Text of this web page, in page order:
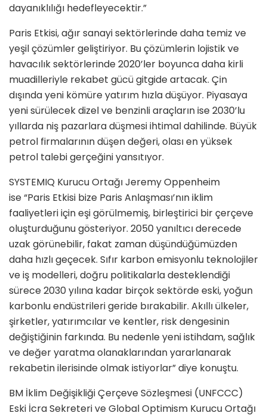
dayanıklılığı hedefleyecektir.”
Paris Etkisi, ağır sanayi sektörlerinde daha temiz ve
yeşil çözümler geliştiriyor. Bu çözümlerin lojistik ve
havacılık sektörlerinde 2020’ler boyunca daha kirli
muadilleriyle rekabet gücü gitgide artacak. Çin
dışında yeni kömüre yatırım hızla düşüyor. Piyasaya
yeni sürülecek dizel ve benzinli araçların ise 2030’lu
yıllarda niş pazarlara düşmesi ihtimal dahilinde. Büyük
petrol firmalarının düşen değeri, olası en yüksek
petrol talebi gerçeğini yansıtıyor.
SYSTEMIQ Kurucu Ortağı Jeremy Oppenheim
ise “Paris Etkisi bize Paris Anlaşması’nın iklim
faaliyetleri için eşi görülmemiş, birleştirici bir çerçeve
oluşturduğunu gösteriyor. 2050 yanıltıcı derecede
uzak görünebilir, fakat zaman düşündüğümüzden
daha hızlı geçecek. Sıfır karbon emisyonlu teknolojiler
ve iş modelleri, doğru politikalarla desteklendiği
sürece 2030 yılına kadar birçok sektörde eski, yoğun
karbonlu endüstrileri geride bırakabilir. Akıllı ülkeler,
şirketler, yatırımcılar ve kentler, risk dengesinin
değiştiğinin farkında. Bu nedenle yeni istihdam, sağlık
ve değer yaratma olanaklarından yararlanarak
rekabetin ilerisinde olmak istiyorlar” diye konuştu.
BM İklim Değişikliği Çerçeve Sözleşmesi (UNFCCC)
Eski İcra Sekreteri ve Global Optimism Kurucu Ortağı